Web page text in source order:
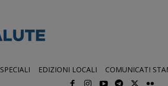
SPECIALI EDIZIONI LOCALI COMUNICATI